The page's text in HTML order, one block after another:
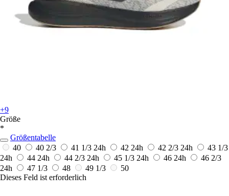
+9
Größe
*
Größentabelle
40
40 2/3 41 1/3 24h 42 24h 42 2/3 24h
43 1/3
24h
44 24h 44 2/3 24h 45 1/3 24h 46 24h
46 2/3
24h
47 1/3 48 49 1/3
50
Dieses Feld ist erforderlich